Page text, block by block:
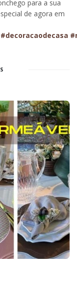
para a sua
de agora em
#decoracaodecasa